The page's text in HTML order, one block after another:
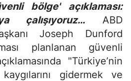
bölge' açıklaması:
çalışıyoruz… ABD
Joseph Dunford
planlanan güvenli
"Türkiye’nin
gidermek ve